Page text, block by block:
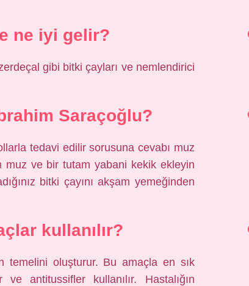
ne iyi gelir?
gibi bitki çayları ve nemlendirici
Saraçoğlu?
tedavi edilir sorusuna cevabı muz
ve bir tutam yabani kekik ekleyin
bitki çayını akşam yemeğinden
kullanılır?
temelini oluşturur. Bu amaçla en sık
antitussifler kullanılır. Hastalığın